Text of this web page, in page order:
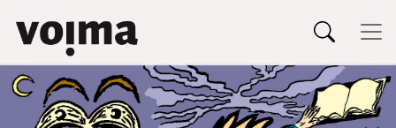
Siirry sisältöön
Päävalikko